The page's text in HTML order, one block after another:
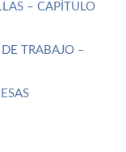
– CAPÍTULO
TRABAJO –